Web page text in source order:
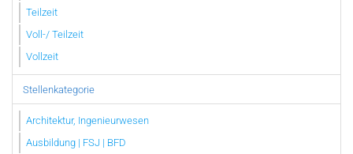
Teilzeit
Voll-/ Teilzeit
Vollzeit
Stellenkategorie
Architektur, Ingenieurwesen
Ausbildung | FSJ | BFD